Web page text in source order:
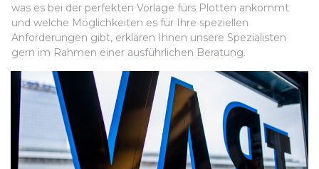
was es bei der perfekten Vorlage fürs Plotten ankommt
und welche Möglichkeiten es für Ihre speziellen
Anforderungen gibt, erklären Ihnen unsere Spezialisten
gern im Rahmen einer ausführlichen Beratung.